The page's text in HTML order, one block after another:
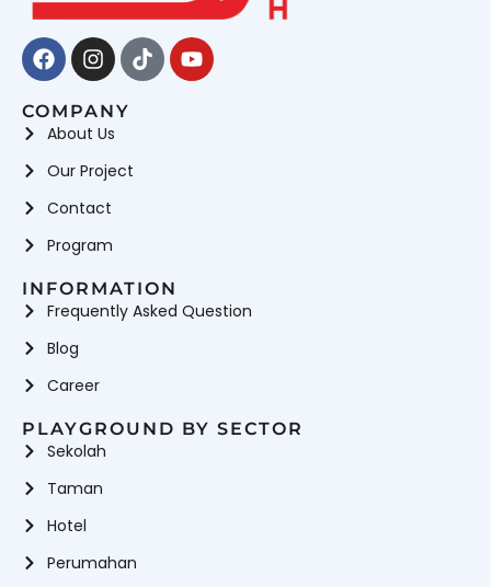
Facebook
Instagram
TiktokYoutube
COMPANY
About Us
Our Project
Contact
Program
INFORMATION
Frequently Asked Question
Blog
Career
PLAYGROUND BY SECTOR
Sekolah
Taman
Hotel
Perumahan